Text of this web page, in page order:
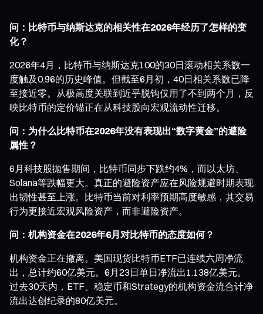
问：比特币与纳斯达克的相关性在2026年经历了怎样的变
化？
2026年4月，比特币与纳斯达克100的30日滚动相关系数一
度触及0.96的历史峰值。但截至6月初，40日相关系数已降
至接近零。从极高度关联到近乎脱钩仅用了不到两个月，反
映比特币的定价锚正在从科技股向宏观流动性迁移。
问：为什么比特币在2026年没有表现出“数字黄金”的避险
属性？
6月科技股抛售期间，比特币同步下跌约4%，而以太坊、
Solana等跌幅更大。真正的避险资产应在风险规避时期表现
出韧性甚至上涨。比特币当前对利率预期高度敏感，其交易
行为更接近宏观风险资产，而非避险资产。
问：机构资金在2026年6月对比特币的态度如何？
机构资金正在撤离。美国现货比特币ETF已连续六周净流
出，总计约60亿美元。6月23日单日净流出1.138亿美元。
过去30天内，ETF、稳定币和Strategy的机构资金流合计净
流出达创纪录的80亿美元。